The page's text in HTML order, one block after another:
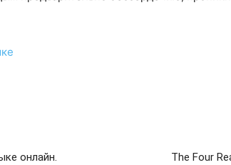
онлайн.
The Four